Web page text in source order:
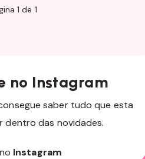
1 de 1
no Instagram
saber tudo que esta
dentro das novidades.
Instagram